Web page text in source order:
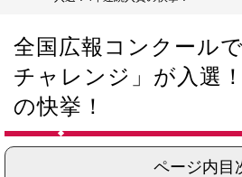
文全国広報コンクール
チャレンジ」が入選
の快挙！
ページ内目